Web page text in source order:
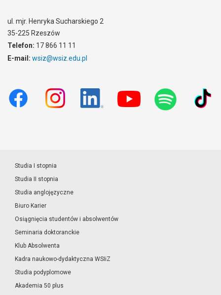
ul. mjr. Henryka Sucharskiego 2
35-225 Rzeszów
Telefon: 17 866 11 11
E-mail: wsiz@wsiz.edu.pl
Studia I stopnia
Studia II stopnia
Studia anglojęzyczne
Biuro Karier
Osiągnięcia studentów i absolwentów
Seminaria doktoranckie
Klub Absolwenta
Kadra naukowo-dydaktyczna WSIiZ
Studia podyplomowe
Akademia 50 plus